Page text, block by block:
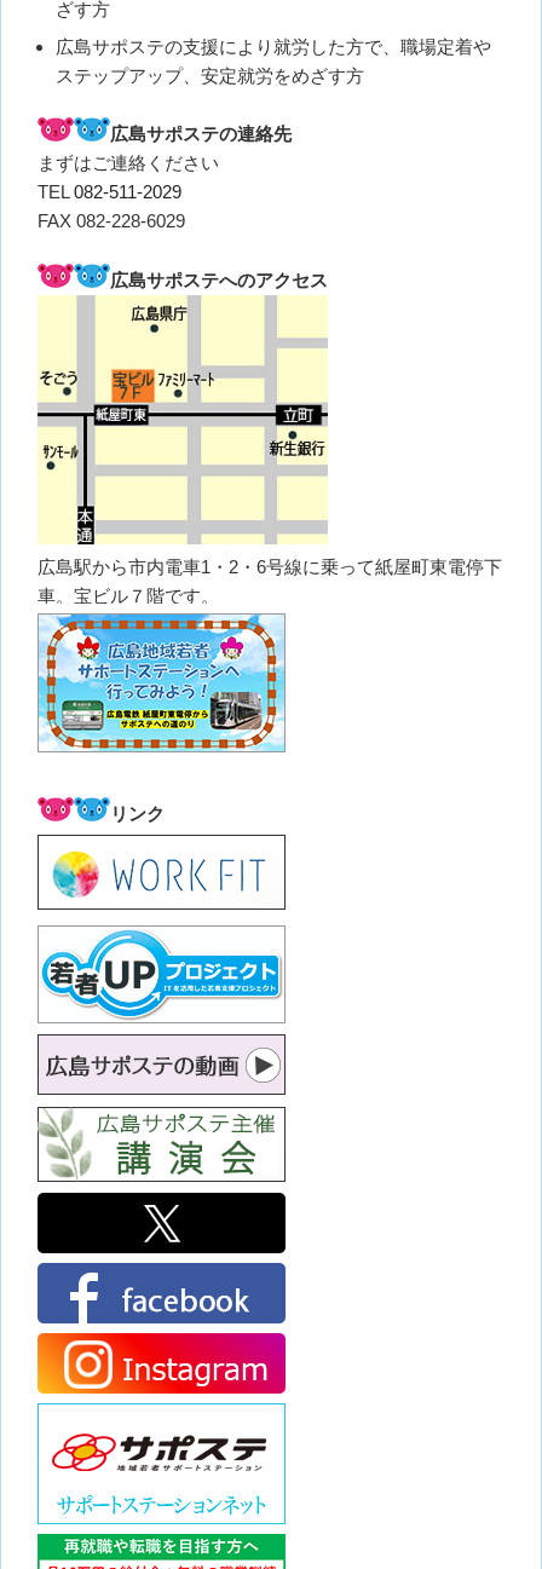
ざす方
広島サポステの支援により就労した方で、職場定着や
ステップアップ、安定就労をめざす方
広島サポステの連絡先
まずはご連絡ください
TEL082-511-2029
FAX 082-228-6029
広島サポステへのアクセス
広島駅から市内電車1・2・6号線に乗って紙屋町東電停下
車。宝ビル７階です。
リンク